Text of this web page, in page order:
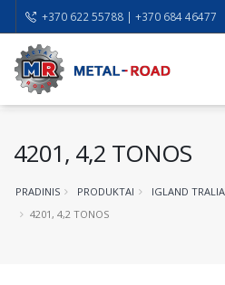
+370 622 55788 | +370 684 46477
4201, 4,2 TONOS
PRADINIS PRODUKTAI
IGLAND
4201, 4,2 TONOS